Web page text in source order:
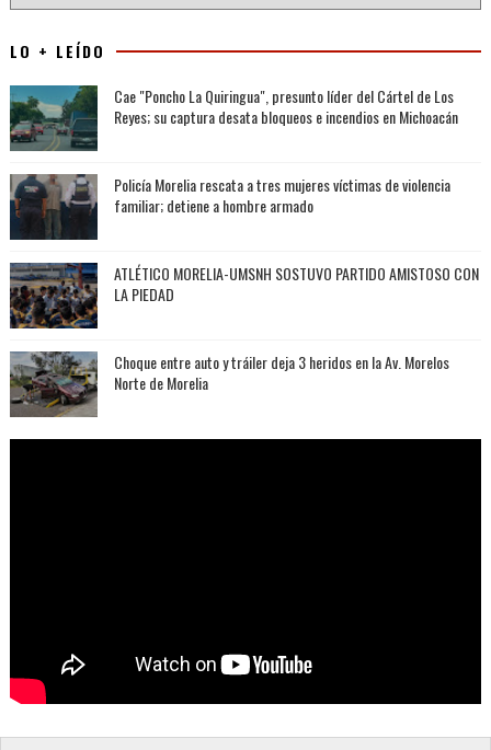
LO + LEÍDO
Cae "Poncho La Quiringua", presunto líder del Cártel de Los
Reyes; su captura desata bloqueos e incendios en Michoacán
Policía Morelia rescata a tres mujeres víctimas de violencia
familiar; detiene a hombre armado
ATLÉTICO MORELIA-UMSNH SOSTUVO PARTIDO AMISTOSO CON
LA PIEDAD
Choque entre auto y tráiler deja 3 heridos en la Av. Morelos
Norte de Morelia